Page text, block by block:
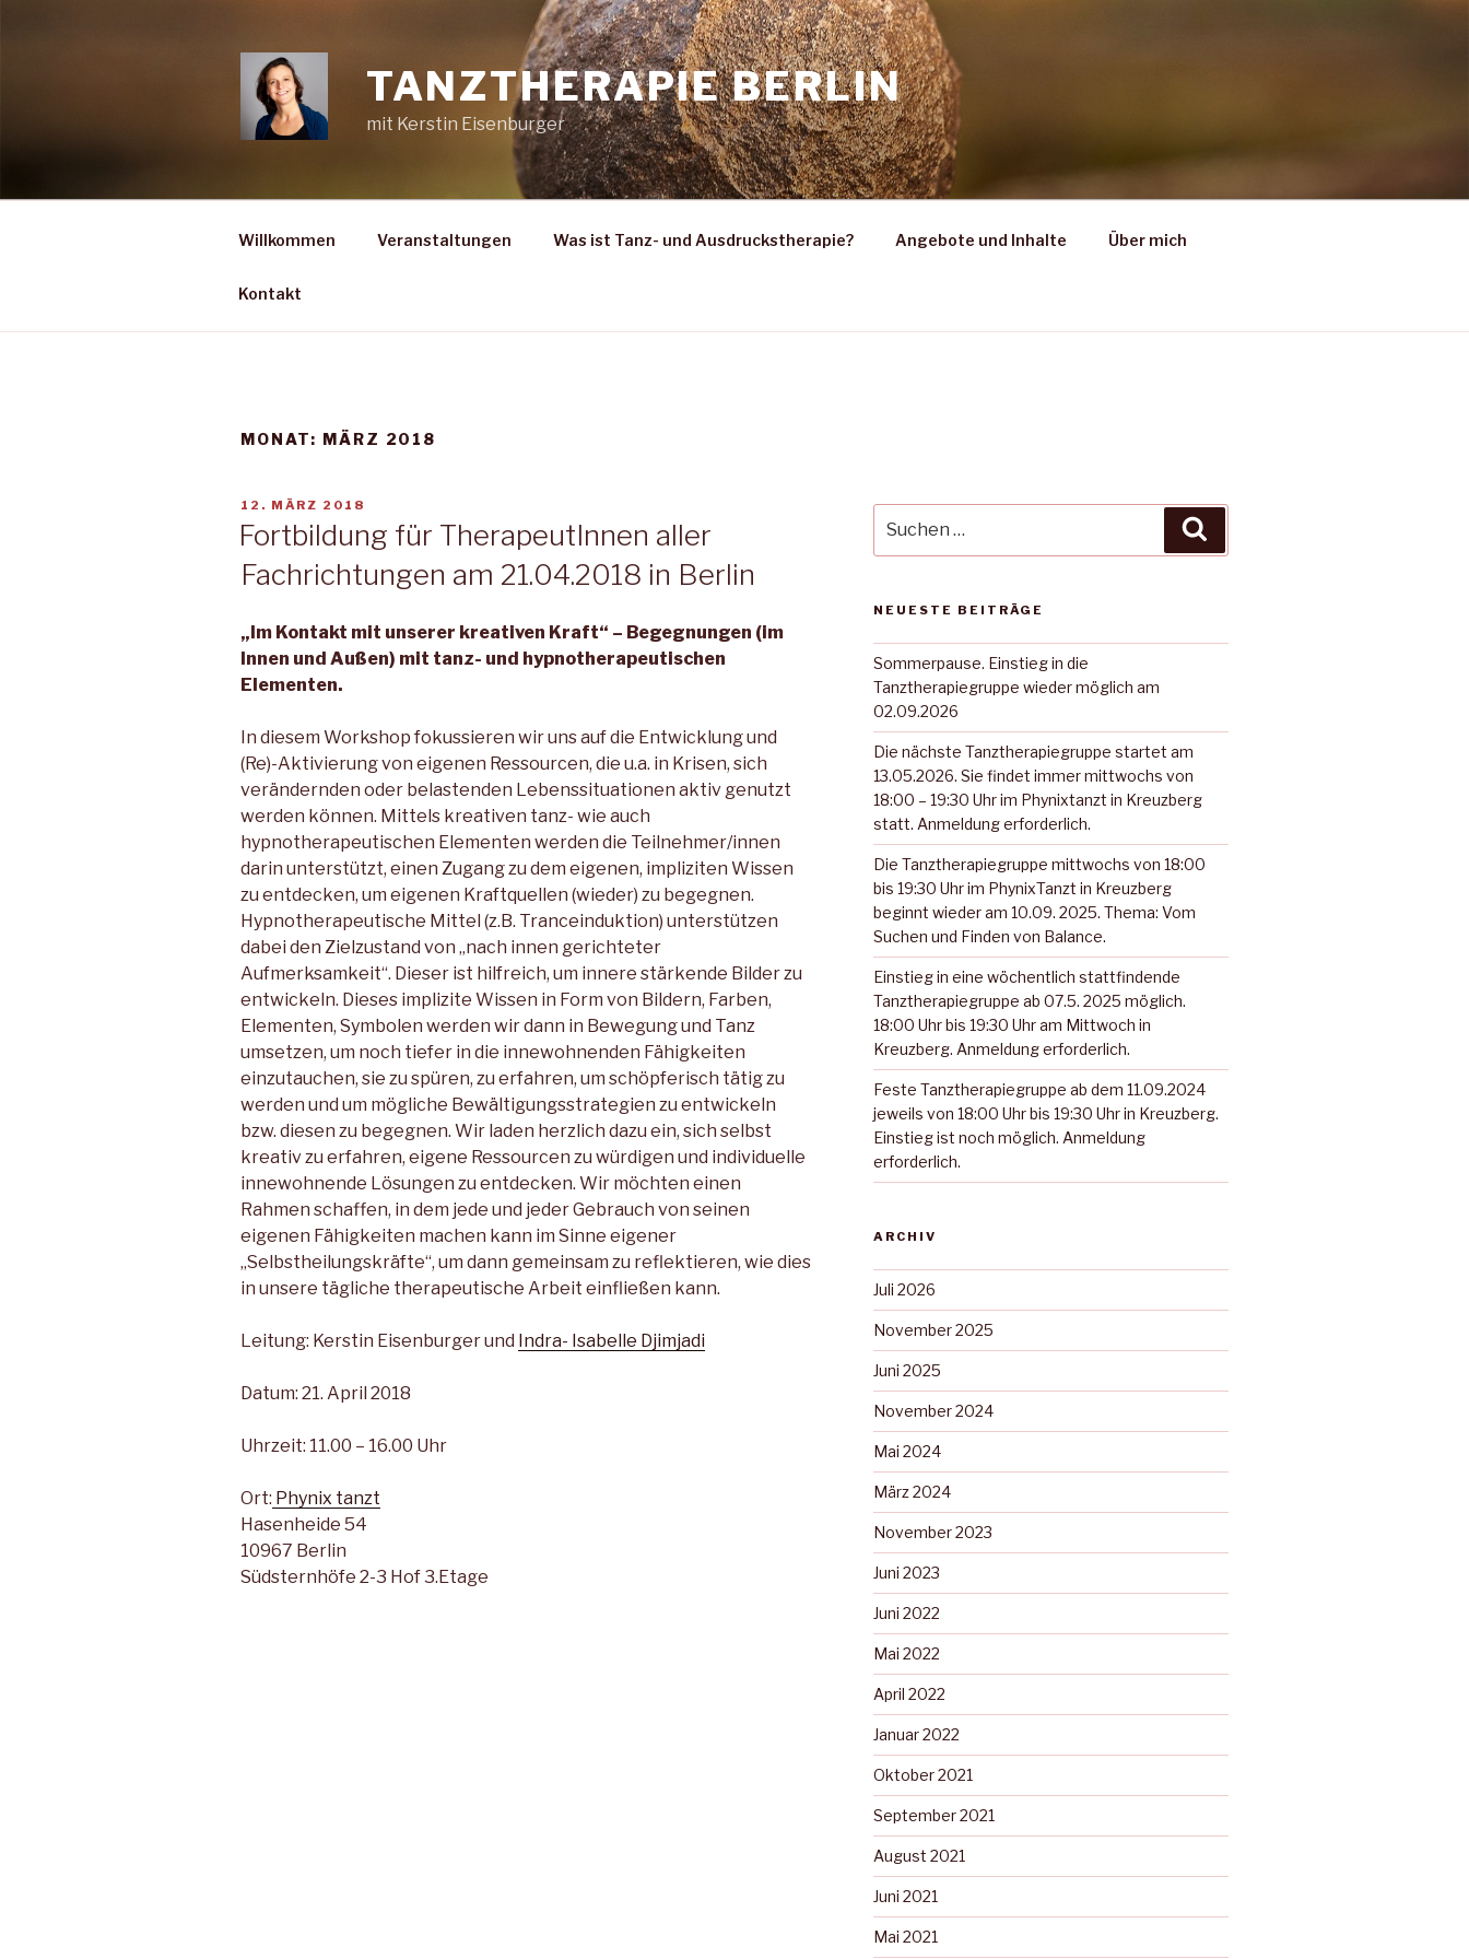
TANZTHERAPIE BERLIN
mit Kerstin Eisenburger
Willkommen Veranstaltungen Was ist Tanz- und Ausdruckstherapie? Angebote und Inhalte Über mich
Kontakt
MONAT: MÄRZ 2018
VERÖFFENTLICHT
12. MÄRZ 2018
Fortbildung für TherapeutInnen aller
Fachrichtungen am 21.04.2018 in Berlin
„Im Kontakt mit unserer kreativen Kraft“ – Begegnungen (im
Innen und Außen) mit tanz- und hypnotherapeutischen
Elementen.
In diesem Workshop fokussieren wir uns auf die Entwicklung und
(Re)-Aktivierung von eigenen Ressourcen, die u.a. in Krisen, sich
verändernden oder belastenden Lebenssituationen aktiv genutzt
werden können. Mittels kreativen tanz- wie auch
hypnotherapeutischen Elementen werden die Teilnehmer/innen
darin unterstützt, einen Zugang zu dem eigenen, impliziten Wissen
zu entdecken, um eigenen Kraftquellen (wieder) zu begegnen.
Hypnotherapeutische Mittel (z.B. Tranceinduktion) unterstützen
dabei den Zielzustand von „nach innen gerichteter
Aufmerksamkeit“. Dieser ist hilfreich, um innere stärkende Bilder zu
entwickeln. Dieses implizite Wissen in Form von Bildern, Farben,
Elementen, Symbolen werden wir dann in Bewegung und Tanz
umsetzen, um noch tiefer in die innewohnenden Fähigkeiten
einzutauchen, sie zu spüren, zu erfahren, um schöpferisch tätig zu
werden und um mögliche Bewältigungsstrategien zu entwickeln
bzw. diesen zu begegnen. Wir laden herzlich dazu ein, sich selbst
kreativ zu erfahren, eigene Ressourcen zu würdigen und individuelle
innewohnende Lösungen zu entdecken. Wir möchten einen
Rahmen schaffen, in dem jede und jeder Gebrauch von seinen
eigenen Fähigkeiten machen kann im Sinne eigener
„Selbstheilungskräfte“, um dann gemeinsam zu reflektieren, wie dies
in unsere tägliche therapeutische Arbeit einfließen kann.
Leitung: Kerstin Eisenburger und Indra- Isabelle Djimjadi
Datum: 21. April 2018
Uhrzeit: 11.00 – 16.00 Uhr
Ort: Phynix tanzt
Hasenheide 54
10967 Berlin
Südsternhöfe 2-3 Hof 3.Etage
nach:
NEUESTE BEITRÄGE
Sommerpause. Einstieg in die
Tanztherapiegruppe wieder möglich am
02.09.2026
Die nächste Tanztherapiegruppe startet am
13.05.2026. Sie findet immer mittwochs von
18:00 – 19:30 Uhr im Phynixtanzt in Kreuzberg
statt. Anmeldung erforderlich.
Die Tanztherapiegruppe mittwochs von 18:00
bis 19:30 Uhr im PhynixTanzt in Kreuzberg
beginnt wieder am 10.09. 2025. Thema: Vom
Suchen und Finden von Balance.
Einstieg in eine wöchentlich stattfindende
Tanztherapiegruppe ab 07.5. 2025 möglich.
18:00 Uhr bis 19:30 Uhr am Mittwoch in
Kreuzberg. Anmeldung erforderlich.
Feste Tanztherapiegruppe ab dem 11.09.2024
jeweils von 18:00 Uhr bis 19:30 Uhr in Kreuzberg.
Einstieg ist noch möglich. Anmeldung
erforderlich.
ARCHIV
Juli 2026
November 2025
Juni 2025
November 2024
Mai 2024
März 2024
November 2023
Juni 2023
Juni 2022
Mai 2022
April 2022
Januar 2022
Oktober 2021
September 2021
August 2021
Juni 2021
Mai 2021